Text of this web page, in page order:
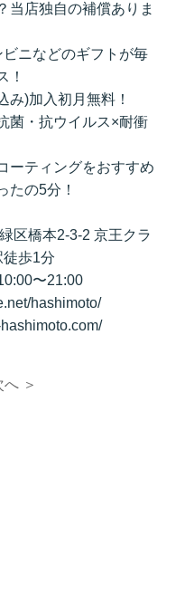
店独自の補償ありま
ニなどのギフトが毎
！
み)加入初月無料！
菌・抗ウイルス×耐衝
ーティングをおすすめ
たの5分！
区橋本2-3-2 京王クラ
歩1分
〜21:00
hashimoto/
へ ＞